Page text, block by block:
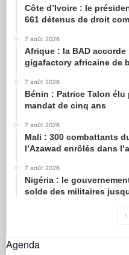
Côte d’Ivoire : le
661 détenus de droit
7 août 2026
Afrique : la BAD
gigafactory africaine de
7 août 2026
Bénin : Patrice Talon
mandat de cinq ans
7 août 2026
Mali : 300 combattants
l’Azawad enrôlés dans
7 août 2026
Nigéria : le
solde des militaires
Agenda